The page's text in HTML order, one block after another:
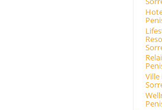
Ville